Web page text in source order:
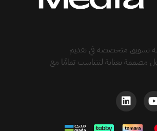
تسويق متخصصة في تقديم
بعناية لتتناسب تمامًا مع